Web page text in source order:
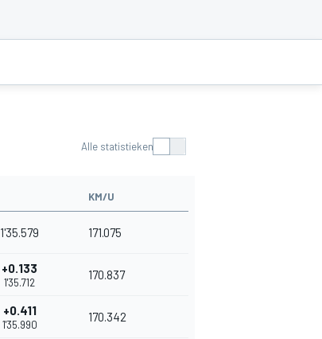
Alle statistieken
KM/U
1'35.579 171.075
+0.133
1'35.712
170.837
+0.411
1'35.990
170.342